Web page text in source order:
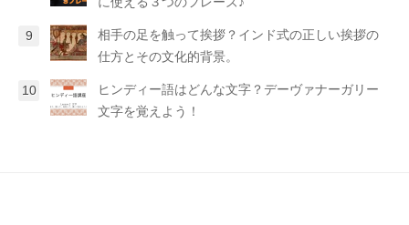
相手の足を触って挨拶？インド式の正しい挨拶の
仕方とその文化的背景。
ヒンディー語はどんな文字？デーヴァナーガリー
文字を覚えよう！